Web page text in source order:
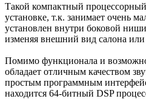
Такой компактный
установке, т.к. занимает очень
установлен внутри боковой
изменяя внешний вид салона
Помимо функционала и
обладает отличным качеством
простым программным
находится 64-битный DSP